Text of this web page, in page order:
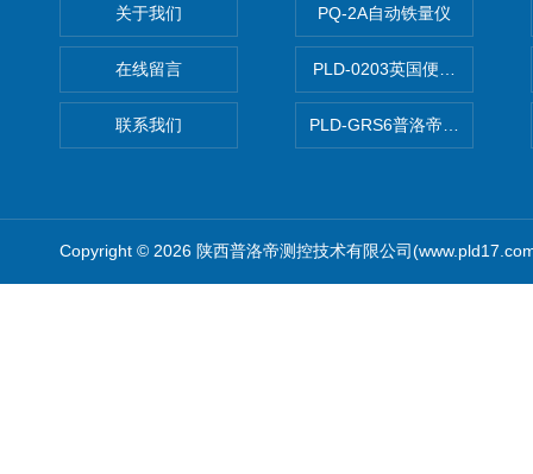
关于我们
在线留言
联系我们
PQ-2A自动铁量仪
PLD-0203英国便携式油品颗
PLD-GRS6普洛帝全自动微量
Copyright © 2026 陕西普洛帝测控技术有限公司